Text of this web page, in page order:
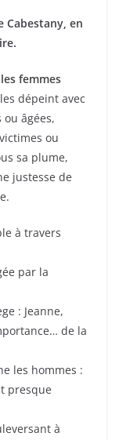
en
les femmes
dépeint avec
âgées,
ou
sa plume,
justesse de
à travers
par la
: Jeanne,
de la
les hommes :
presque
à